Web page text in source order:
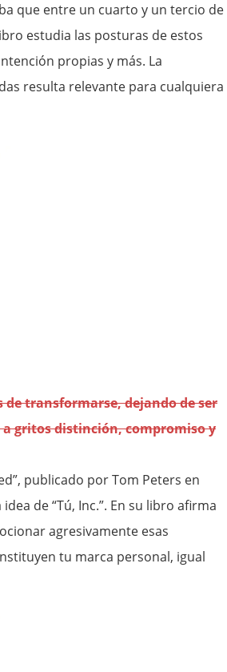
que entre un cuarto y un tercio de
estudia las posturas de estos
propias y más. La
resulta relevante para cualquiera
transformarse, dejando de ser
gritos distinción, compromiso y
publicado por Tom Peters en
de “Tú, Inc.”. En su libro afirma
agresivamente esas
tu marca personal, igual